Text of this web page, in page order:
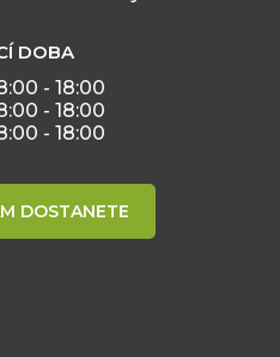
DOBA
- 18:00
- 18:00
- 18:00
DOSTANETE